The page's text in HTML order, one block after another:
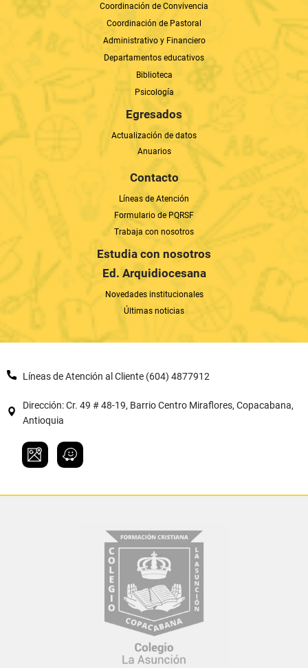
Coordinación de Convivencia
Coordinación de Pastoral
Administrativo y Financiero
Departamentos educativos
Biblioteca
Psicología
Egresados
Actualización de datos
Anuarios
Contacto
Líneas de Atención
Formulario de PQRSF
Trabaja con nosotros
Estudia con nosotros
Ed. Arquidiocesana
Novedades institucionales
Últimas noticias
Líneas de Atención al Cliente (604) 4877912
Dirección: Cr. 49 # 48-19, Barrio Centro Miraflores, Copacabana,
Antioquia